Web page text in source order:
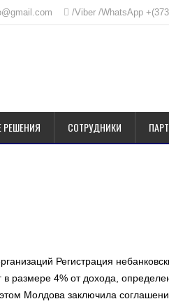
/Viber /WhatsApp
РЕШЕНИЯ СОТРУДНИКИ
Регистрация
размере 4% от дохода,
Молдова заключила